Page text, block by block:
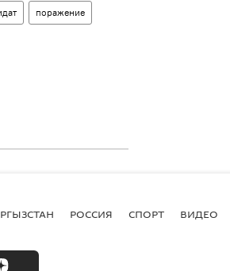
поражение
РОССИЯ СПОРТ ВИДЕО